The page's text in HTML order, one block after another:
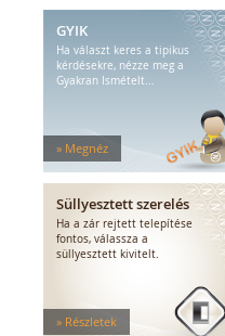
Elektromos bevéső zárak
Zárfogadók
MEDIATOR biztonsági zárak
Elektromágnesek
Felügyeleti érintkezők
Csatlakozástechnika
Áramellátás
Működtető és jelző elemek
Vezérlés
Mechanika
GYIK
Ha választ keres a tipikus
kérdésekre, nézze meg a
Gyakran Ismételt...
» Megnéz
Süllyesztett szerelés
Ha a zár rejtett telepítése
fontos, válassza a
süllyesztett kivitelt.
» Részletek